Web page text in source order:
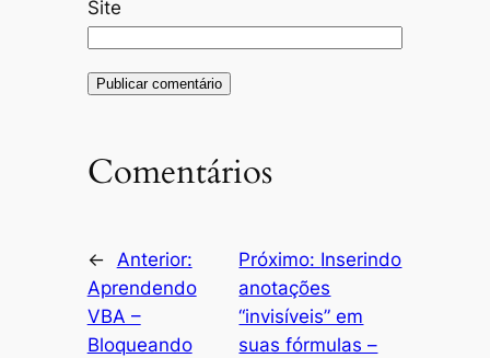
Site
Comentários
← Anterior:
Aprendendo
VBA –
Bloqueando
Próximo: Inserindo
anotações
“invisíveis” em
suas fórmulas –